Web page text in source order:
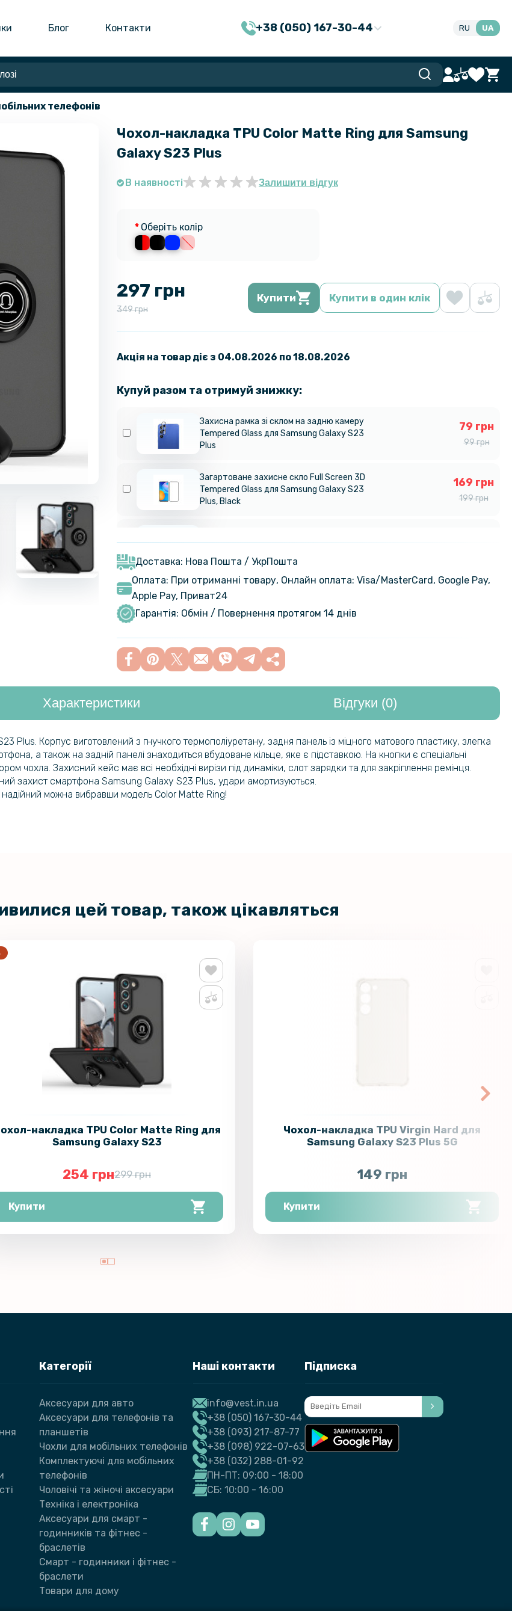
Блог Контакти +38 (050) 167-30-44 RU UA
телефонів
Чохол-накладка TPU Color Matte Ring для Samsung
Galaxy S23 Plus
В наявності Залишити відгук
Оберіть колір
297 грн
349 грн
Купити Купити в один клік
Акція на товар діє з 04.08.2026 по 18.08.2026
Купуй разом та отримуй знижку:
Захисна рамка зі склом на задню камеру
Tempered Glass для Samsung Galaxy S23
Plus
79 грн
99 грн
Загартоване захисне скло Full Screen 3D
Tempered Glass для Samsung Galaxy S23
Plus, Black
169 грн
199 грн
Доставка: Нова Пошта / УкрПошта
Оплата: При отриманні товару, Онлайн оплата: Visa/MasterСard, Google Pay,
Apple Pay, Приват24
Гарантія: Обмін / Повернення протягом 14 днів
Характеристики Відгуки (0)
Plus. Корпус виготовлений з гнучкого термополіуретану, задня панель із міцного матового пластику, злегка
а також на задній панелі знаходиться вбудоване кільце, яке є підставкою. На кнопки є спеціальні
чохла. Захисний кейс має всі необхідні вирізи під динаміки, слот зарядки та для закріплення ремінця.
захист смартфона Samsung Galaxy S23 Plus, удари амортизуються.
можна вибравши модель Color Matte Ring!
цей товар, також цікавляться
накладка TPU Color Matte Ring для
Samsung Galaxy S23
254 грн299 грн
Купити
Чохол-накладка TPU Virgin Hard для
Samsung Galaxy S23 Plus 5G
149 грн
Купити
Категорії
Аксесуари для авто
Аксесуари для телефонів та
планшетів
Чохли для мобільних телефонів
Комплектуючі для мобільних
телефонів
Чоловічі та жіночі аксесуари
Техніка і електроніка
Аксесуари для смарт -
годинників та фітнес -
браслетів
Смарт - годинники і фітнес -
браслети
Товари для дому
Наші контакти
info@vest.in.ua
+38 (050) 167-30-44
+38 (093) 217-87-77
+38 (098) 922-07-63
+38 (032) 288-01-92
ПН-ПТ: 09:00 - 18:00
СБ: 10:00 - 16:00
Підписка